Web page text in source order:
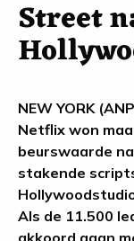
Street
NEW YORK
Netflix won
beurswaarde
stakende
Als de 11.500
akkoord gaan